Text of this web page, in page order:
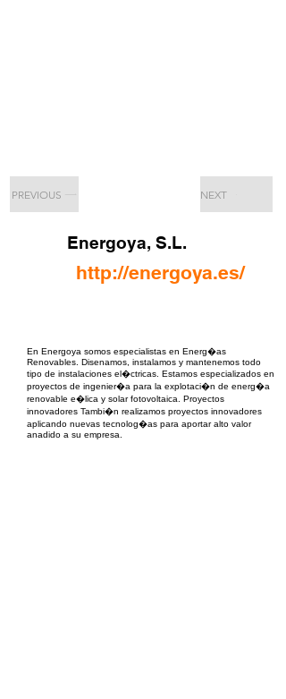
PREVIOUS NEXT
Energoya, S.L.
http://energoya.es/
En Energoya somos especialistas en Energ�as
Renovables. Disenamos, instalamos y mantenemos todo
tipo de instalaciones el�ctricas. Estamos especializados en
proyectos de ingenier�a para la explotaci�n de energ�a
renovable e�lica y solar fotovoltaica. Proyectos
innovadores Tambi�n realizamos proyectos innovadores
aplicando nuevas tecnolog�as para aportar alto valor
anadido a su empresa.